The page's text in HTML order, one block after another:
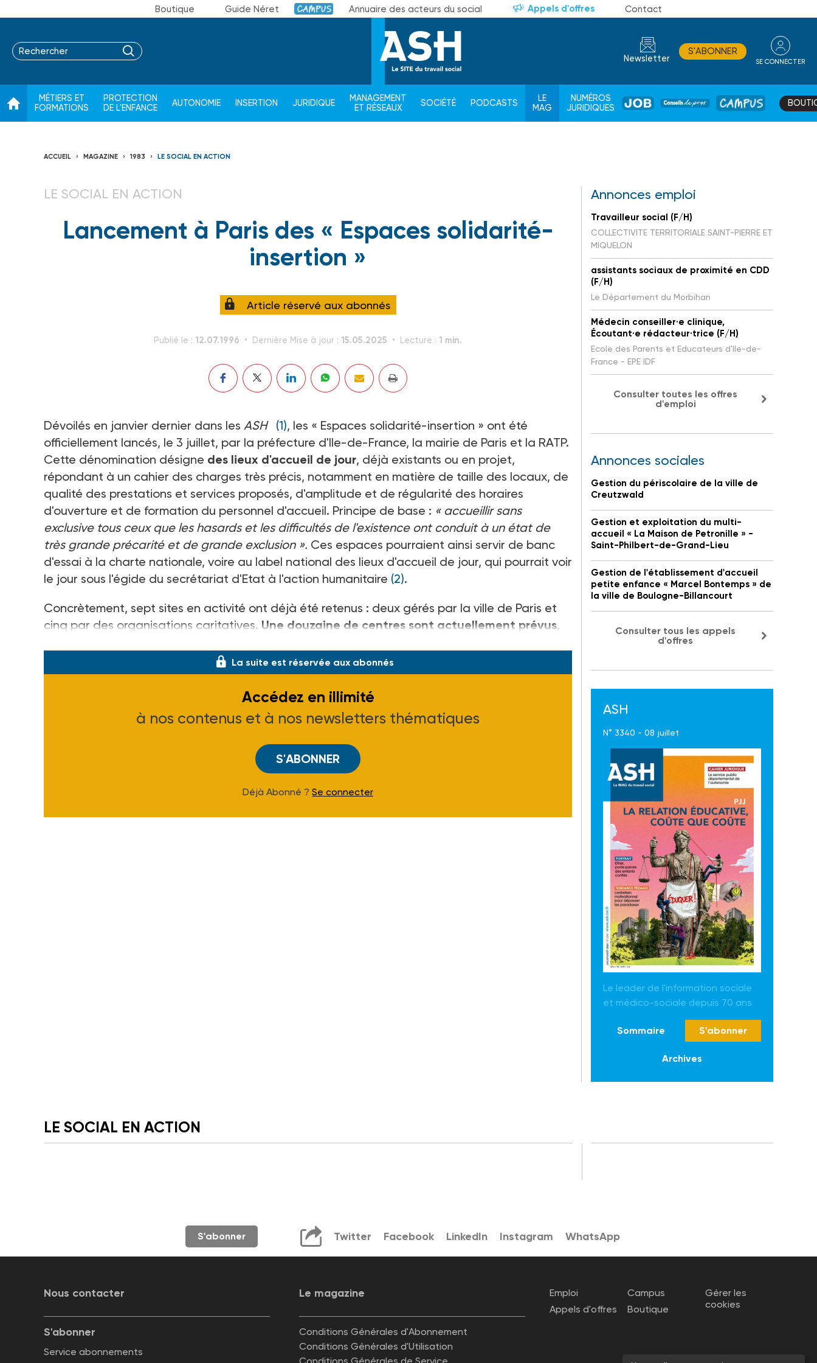
Boutique Guide Néret Campus Annuaire des acteurs du social Appels d'offres Contact
Newsletter
S'ABONNER
SE CONNECTER
MÉTIERS ET
FORMATIONS
PROTECTION
DE L'ENFANCE
AUTONOMIE INSERTION JURIDIQUE
MANAGEMENT
ET RÉSEAUX
SOCIÉTÉ PODCASTS
LE
MAG
NUMÉROS
JURIDIQUES
JOB
DE
CAMPUS
ACCUEIL MAGAZINE 1983 LE SOCIAL EN ACTION
LE SOCIAL EN ACTION
Lancement à Paris des « Espaces solidarité-
insertion »
Article réservé aux abonnés
Publié le : 12.07.1996 Dernière Mise à jour : 15.05.2025 Lecture : 1 min.
Dévoilés en janvier dernier dans les ASH (1), les « Espaces solidarité-insertion » ont été
officiellement lancés, le 3 juillet, par la préfecture d'Ile-de-France, la mairie de Paris et la RATP.
Cette dénomination désigne des lieux d'accueil de jour, déjà existants ou en projet,
répondant à un cahier des charges très précis, notamment en matière de taille des locaux, de
qualité des prestations et services proposés, d'amplitude et de régularité des horaires
d'ouverture et de formation du personnel d'accueil. Principe de base : « accueillir sans
exclusive tous ceux que les hasards et les difficultés de l'existence ont conduit à un état de
très grande précarité et de grande exclusion ». Ces espaces pourraient ainsi servir de banc
d'essai à la charte nationale, voire au label national des lieux d'accueil de jour, qui pourrait voir
le jour sous l'égide du secrétariat d'Etat à l'action humanitaire (2).
Concrètement, sept sites en activité ont déjà été retenus : deux gérés par la ville de Paris et
cinq par des organisations caritatives. Une douzaine de centres sont actuellement prévus,
La suite est réservée aux abonnés
Accédez en illimité
à nos contenus et à nos newsletters thématiques
S'ABONNER
Déjà Abonné ? Se connecter
Annonces emploi
Travailleur social (F/H)
COLLECTIVITE TERRITORIALE SAINT-PIERRE ET
MIQUELON
assistants sociaux de proximité en CDD
(F/H)
Le Département du Morbihan
Médecin conseiller·e clinique,
Écoutant·e rédacteur·trice (F/H)
Ecole des Parents et Educateurs d'Ile-de-
France - EPE IDF
Consulter toutes les offres
d'emploi
Annonces sociales
Gestion du périscolaire de la ville de
Creutzwald
Gestion et exploitation du multi-
accueil « La Maison de Petronille » -
Saint-Philbert-de-Grand-Lieu
Gestion de l'établissement d'accueil
petite enfance « Marcel Bontemps » de
la ville de Boulogne-Billancourt
Consulter tous les appels
d'offres
ASH
N° 3340 - 08 juillet
Le leader de l'information sociale
et médico-sociale depuis 70 ans
Sommaire S'abonner
Archives
LE SOCIAL EN ACTION
S'abonner Twitter Facebook LinkedIn Instagram WhatsApp
Nous contacter Le magazine
S'abonner
Service abonnements
Conditions Générales d'Abonnement
Conditions Générales d'Utilisation
Emploi
Appels d'offres
Campus
Boutique
Gérer les
cookies